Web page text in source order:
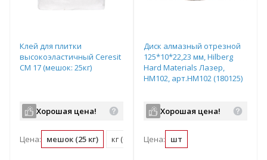
Клей для плитки
высокоэластичный Ceresit
СМ 17 (мешок: 25кг)
Хорошая цена!
Цена: мешок (25 кг) кг (0.04 мешок)
Диск алмазный отрезной
125*10*22,23 мм, Hilberg
Hard Materials Лазер,
HM102, арт.HM102 (180125)
Хорошая цена!
Цена: шт